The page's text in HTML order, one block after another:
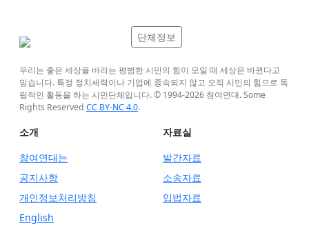
단체정보
우리는 좋은 세상을 바라는 평범한 시민의 힘이 모일 때 세상은 바뀐다고
믿습니다. 특정 정치세력이나 기업에 종속되지 않고 오직 시민의 힘으로 독
립적인 활동을 하는 시민단체입니다. © 1994-2026 참여연대. Some
Rights Reserved CC BY-NC 4.0.
소개
참여연대는
공지사항
개인정보처리방침
English
자료실
발간자료
소송자료
입법자료